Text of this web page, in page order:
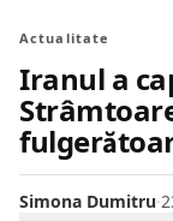
Actualitate
Iranul a
Simona Dumitru·